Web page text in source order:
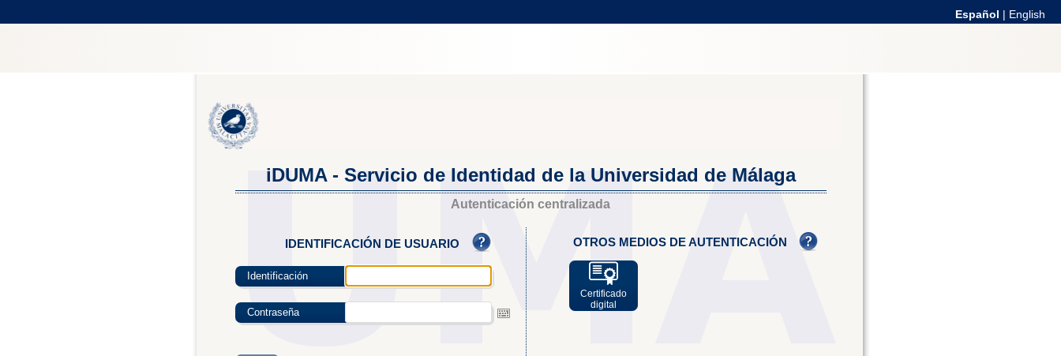
Español | English
iDUMA - Servicio de Identidad de la Universidad de Málaga
Autenticación centralizada
IDENTIFICACIÓN DE USUARIO
Identificación
Contraseña
OTROS MEDIOS DE AUTENTICACIÓN
Certificado
digital